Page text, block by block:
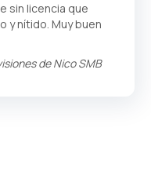
sin licencia que
y nítido. Muy buen
deNico SMB